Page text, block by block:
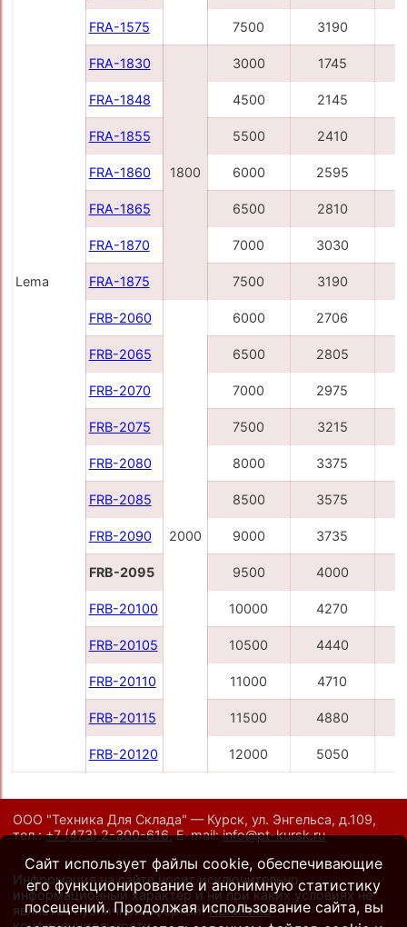
Lema
FRA-1575 7500 3190
FRA-1830
1800
3000 1745
FRA-1848 4500 2145
FRA-1855 5500 2410
FRA-1860 6000 2595
FRA-1865 6500 2810
FRA-1870 7000 3030
FRA-1875 7500 3190
FRB-2060
2000
6000 2706
FRB-2065 6500 2805
FRB-2070 7000 2975
FRB-2075 7500 3215
FRB-2080 8000 3375
FRB-2085 8500 3575
FRB-2090 9000 3735
FRB-2095 9500 4000
FRB-20100 10000 4270
FRB-20105 10500 4440
FRB-20110 11000 4710
FRB-20115 11500 4880
FRB-20120 12000 5050
ООО "Техника Для Склада" — Курск, ул. Энгельса, д.109,
тел.:+7 (473) 2-300-616,E-mail:info@pt-kursk.ru
Информация на сайте носит исключительно
информационный характер и ни при каких условиях не
является публичной офертой.Политика
Сайт использует файлы cookie, обеспечивающие
его функционирование и анонимную статистику
посещений. Продолжая использование сайта, вы